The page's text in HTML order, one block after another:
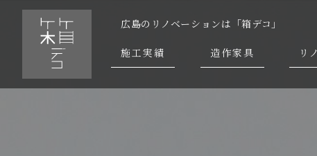
広島のリノベーションは「箱デコ」
施工実績 造作家具 リ